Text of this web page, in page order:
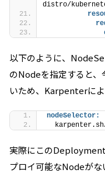
distro/
以下のように、
のNodeを指定すると
いため、Karpenterに
nodeSelector:
実際にこの
プロイ可能なNodeがな